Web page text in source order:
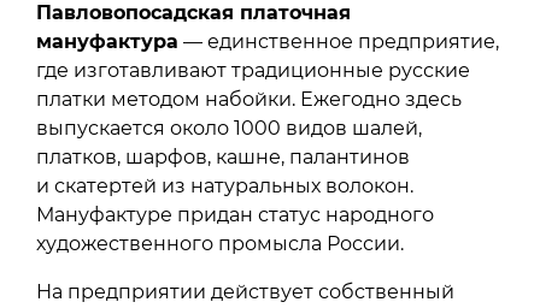
Павловопосадская платочная
мануфактура — единственное предприятие,
где изготавливают традиционные русские
платки методом набойки. Ежегодно здесь
выпускается около 1000 видов шалей,
платков, шарфов, кашне, палантинов
и скатертей из натуральных волокон.
Мануфактуре придан статус народного
художественного промысла России.
На предприятии действует собственный